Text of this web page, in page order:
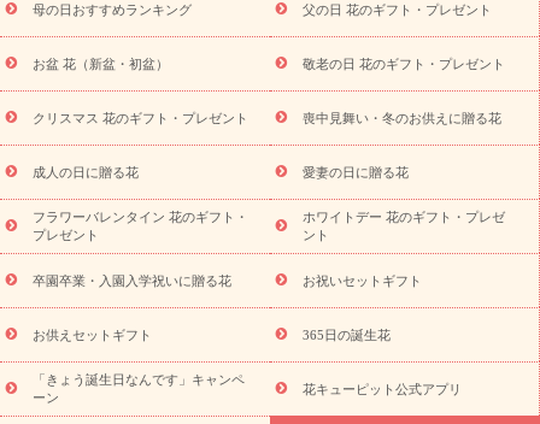
お供え・お悔やみの花
四十九日法要以降に贈る花
通夜・葬儀
に贈る花
お供え お花とセットギフト
お供え プリザーブドフラ
ワー
ペットのお供えフラワー お盆（新盆・初盆）
その他
お祝い返し
お見舞い お取り寄せギフト ビジネス用
ご自宅
用
観葉植物 ミディ胡蝶蘭 プリザーブドフラワー
スタイル
から探す
アレンジメント 花束 スタンド花 お祝い
お供
え・お悔やみ
胡蝶蘭・花鉢
ミディ胡蝶蘭・お祝い
ミディ胡蝶蘭・お供え
世界初の青色胡蝶蘭 観葉植物
観葉植
物
産直多肉植物 プリザーブドフラワー お祝い
お供え・お
悔やみ
花とセットギフト セミオーダー
プチギフト
（hanamore -ハナモア-）
花とみどりのeギフト
トのeGfit
カラー ピンク イエローオレンジ レッド
お花の
種類
バラ ユリ トルコキキョウ 予算から探す
お祝い・3000円～ お祝い・4000円～ お祝い・5000円～
お
祝い・7000円～ お祝い・10000円～ お供え・お悔やみ
え・お悔やみ・3000円～ お供え・お悔やみ・5000円～
お供
母の日おすすめランキング 父の日 花のギフト・プレゼント
お盆 花（新盆・初盆） 敬老の日 花のギフト・プレゼント
クリスマス 花のギフト・プレゼント 喪中見舞い・冬のお供えに贈る花
成人の日に贈る花 愛妻の日に贈る花
フラワーバレンタイン 花のギフト・
プレゼント
ホワイトデー 花のギフト・プレゼ
ント
卒園卒業・入園入学祝いに贈る花 お祝いセットギフト
お供えセットギフト 365日の誕生花
「きょう誕生日なんです」キャンペ
ーン
花キューピット公式アプリ